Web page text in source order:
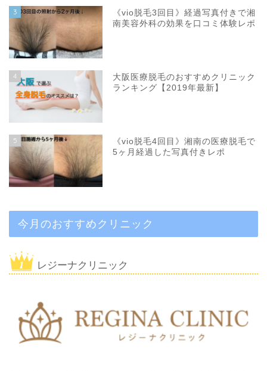
3
《vio脱毛3回目》経過写真付きで湘
南美容外科の効果を口コミ体験レポ
4
大阪医療脱毛のおすすめクリニック
ランキング【2019年最新】
5
《vio脱毛4回目》湘南の医療脱毛で
5ヶ月経過した写真付きレポ
今月のおすすめクリニック
レジーナクリニック